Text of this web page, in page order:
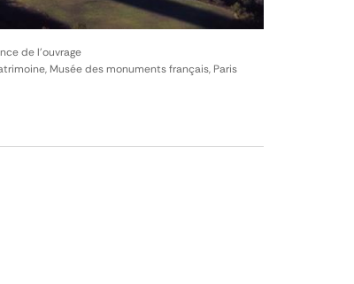
de l'ouvrage
Musée des monuments français, Paris